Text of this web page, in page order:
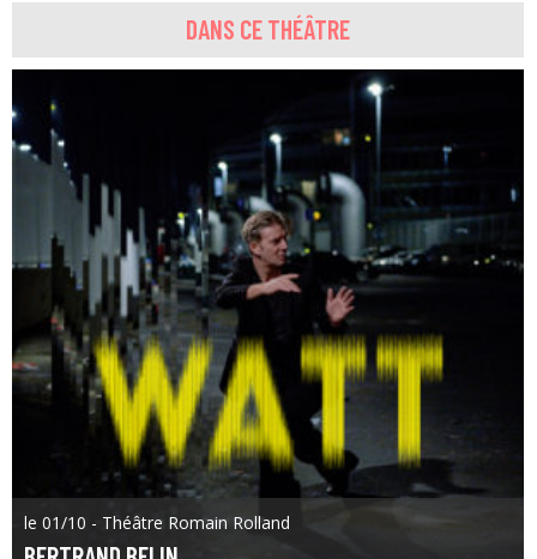
DANS CE THÉÂTRE
le 01/10 - Théâtre Romain Rolland